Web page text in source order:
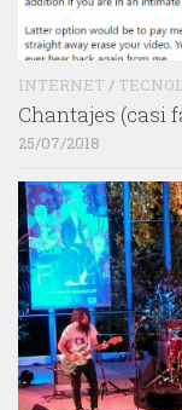
INTERNET /
Chantajes (casi
25/07/2018